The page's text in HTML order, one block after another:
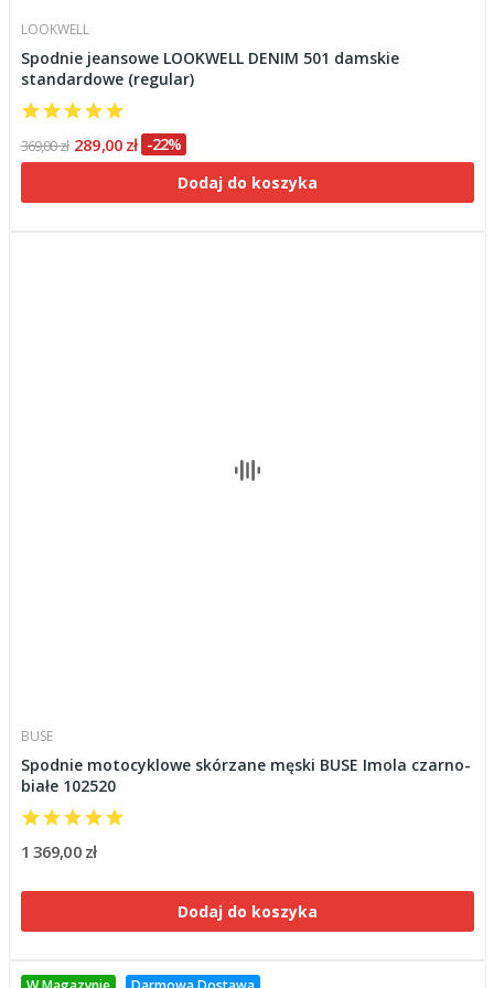
LOOKWELL
Spodnie jeansowe LOOKWELL DENIM 501 damskie
standardowe (regular)
369,00 zł 289,00 zł -22%
Dodaj do koszyka
BUSE
Spodnie motocyklowe skórzane męski BUSE Imola czarno-
białe 102520
1 369,00 zł
Dodaj do koszyka